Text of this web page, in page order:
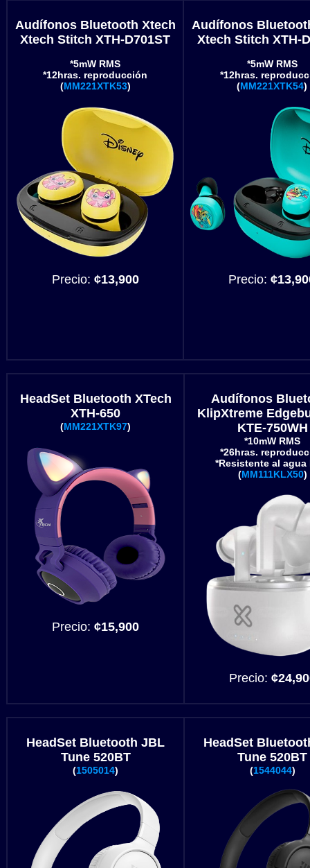
Audífonos Bluetooth Xtech
Xtech Stitch XTH-D701ST
*5mW RMS
*12hras. reproducción
(MM221XTK53)
Precio: ¢13,900
Audífonos
Xtech Stitch XTH-
*5mW RMS
*12hras.
(MM221XTK54)
Precio:
HeadSet Bluetooth XTech
XTH-650
(MM221XTK97)
Precio: ¢15,900
Audífonos
KlipXtreme
KTE-750WH
*10mW RMS
*26hras.
*Resistente al agua
(MM111KLX50)
Precio:
HeadSet Bluetooth JBL
Tune 520BT
(1505014)
HeadSet
Tune 520BT
(1544044)